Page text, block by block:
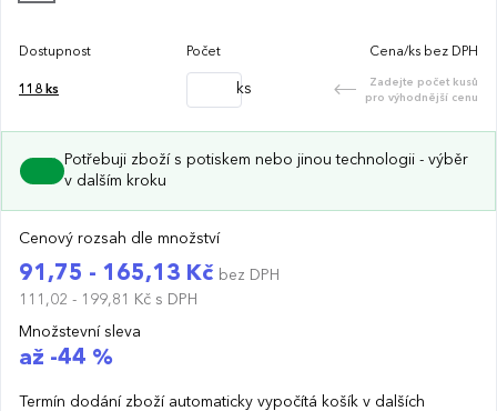
Dostupnost Počet Cena/ks bez DPH
118 ks ks
Zadejte počet kusů
pro výhodnější cenu
Potřebuji zboží s potiskem nebo jinou technologii - výběr
v dalším kroku
Cenový rozsah dle množství
91,75 - 165,13 Kč bez DPH
111,02 - 199,81 Kč s DPH
Množstevní sleva
až -44 %
Termín dodání zboží automaticky vypočítá košík v dalších